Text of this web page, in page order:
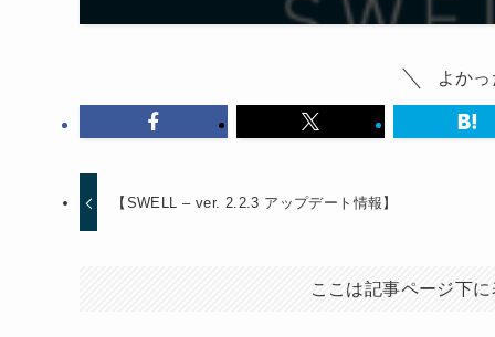
よか
【SWELL – ver. 2.2.3 アップデート情報】
ここは記事ページ下